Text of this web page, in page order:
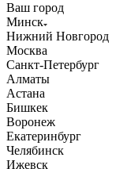
Ваш город
Минск
Нижний Новгород
Москва
Санкт-Петербург
Алматы
Астана
Бишкек
Воронеж
Екатеринбург
Челябинск
Ижевск